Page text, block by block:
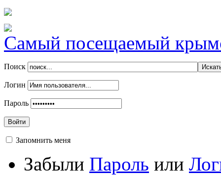
Самый посещаемый
Поиск
Логин
Пароль
Войти
Запомнить меня
Забыли Пароль или